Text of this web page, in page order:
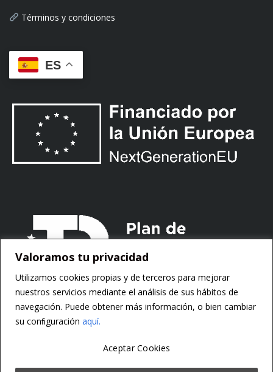
Valoramos tu privacidad
Utilizamos cookies propias y de terceros para mejorar
nuestros servicios mediante el análisis de sus hábitos de
navegación. Puede obtener más información, o bien cambiar
su conﬁguración aquí.
Aceptar Cookies
Términos y condiciones
ES